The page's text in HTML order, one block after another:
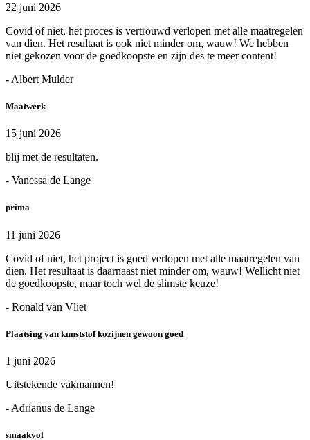
22 juni 2026
Covid of niet, het proces is vertrouwd verlopen met alle maatregelen
van dien. Het resultaat is ook niet minder om, wauw! We hebben
niet gekozen voor de goedkoopste en zijn des te meer content!
- Albert Mulder
Maatwerk
15 juni 2026
blij met de resultaten.
- Vanessa de Lange
prima
11 juni 2026
Covid of niet, het project is goed verlopen met alle maatregelen van
dien. Het resultaat is daarnaast niet minder om, wauw! Wellicht niet
de goedkoopste, maar toch wel de slimste keuze!
- Ronald van Vliet
Plaatsing van kunststof kozijnen gewoon goed
1 juni 2026
Uitstekende vakmannen!
- Adrianus de Lange
smaakvol